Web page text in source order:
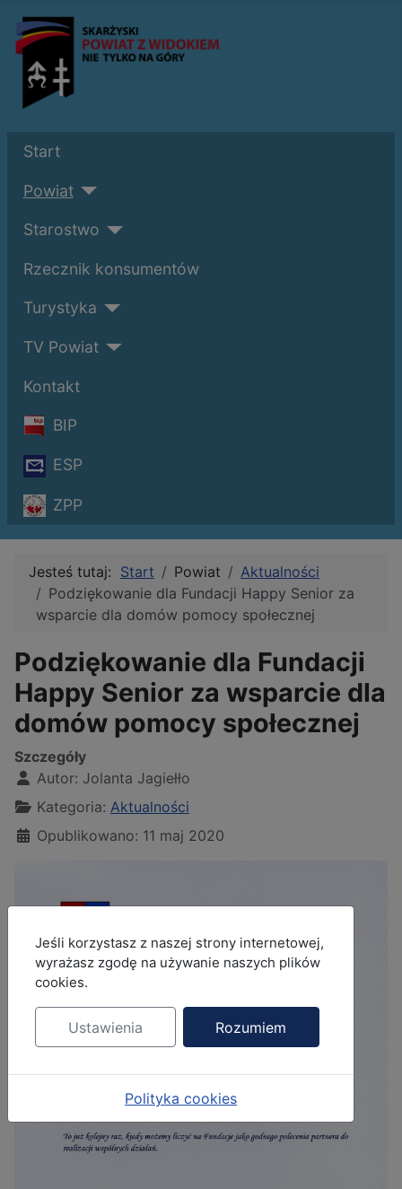
Start
Powiat
Starostwo
Rzecznik konsumentów
Turystyka
TV Powiat
Kontakt
BIP
ESP
ZPP
Jesteś tutaj: Start Powiat
Aktualności
Podziękowanie dla Fundacji Happy Senior za
wsparcie dla domów pomocy społecznej
Podziękowanie dla Fundacji
Happy Senior za wsparcie dla
domów pomocy społecznej
Szczegóły
Autor: Jolanta Jagiełło
Kategoria: Aktualności
Opublikowano: 11 maj 2020
MOD_JBCOOKIES_LANG_HEADER_DEFAULT
Jeśli korzystasz z naszej strony internetowej,
wyrażasz zgodę na używanie naszych plików
cookies.
Ustawienia Rozumiem
Polityka cookies